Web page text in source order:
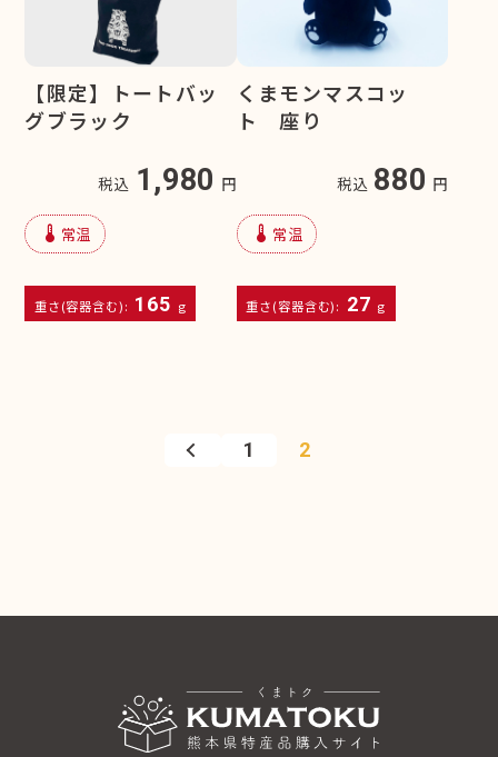
【限定】トートバッ
グブラック
税込 1,980 円
device_thermostat 常温
重さ(容器含む): 165 g
くまモンマスコッ
ト 座り
税込 880 円
device_thermostat 常温
重さ(容器含む): 27 g
1 2